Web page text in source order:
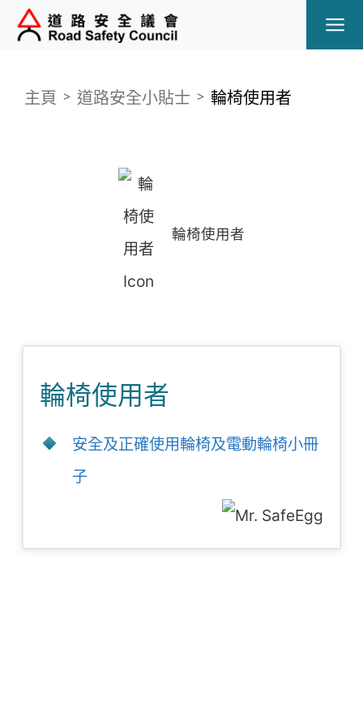
主頁 道路安全小貼士 輪椅使用者
輪椅使用者
輪椅使用者
安全及正確使用輪椅及電動輪椅小冊
子